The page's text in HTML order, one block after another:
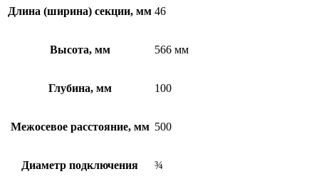
Длина (ширина) секции, мм 46
Высота, мм 566 мм
Глубина, мм 100
Межосевое расстояние, мм 500
Диаметр подключения ¾